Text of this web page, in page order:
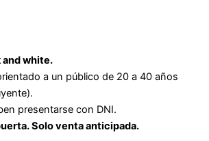
and white.
a un público de 20 a 40 años
presentarse con DNI.
Solo venta anticipada.